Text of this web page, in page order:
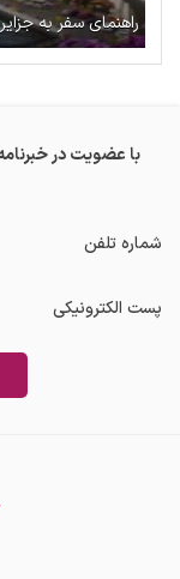
راهنمای سفر به
با عضویت در
شماره تلفن
پست الکترونیکی